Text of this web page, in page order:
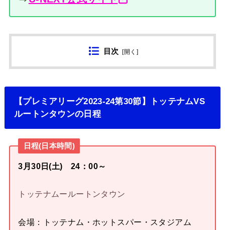
目次 [開く ]
【プレミアリーグ2023-24第30節】トッテナムVS
ルートンタウンの日程
日程(日本時間)
3月30日(土) 24：00～
トッテナムールートンタウン
会場：トッテナム・ホットスパー・スタジアム